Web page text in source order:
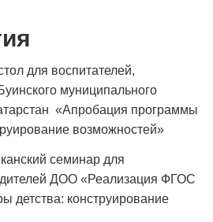
для воспитателей,
муниципального
«Апробация программы
возможностей»
семинар для
ДОО «Реализация ФГОС
детства: конструирование